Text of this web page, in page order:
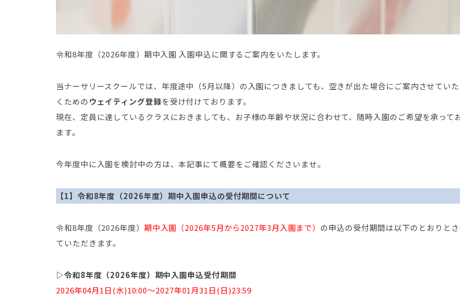
令和8年度（2026年度）期中入園 入園申込に関するご案内をいたします。
当ナーサリースクールでは、年度途中（5月以降）の入園につきましても、空きが出た場合にご案内させてい
くための ウェイティング登録を受け付けております。
現在、定員に達しているクラスにおきましても、お子様の年齢や状況に合わせて、随時入園のご希望を承って
ます。
今年度中に入園を検討中の方は、本記事にて概要をご確認くださいませ。
【1】令和8年度（2026年度）期中入園申込の受付期間について
令和8年度（2026年度） 期中入園（2026年5月から2027年3月入園まで） の申込の受付期間は以下のとおりとさ
ていただきます。
▷令和8年度（2026年度）期中入園申込受付期間
2026年04月1日(水)10:00～2027年01月31日(日)23:59